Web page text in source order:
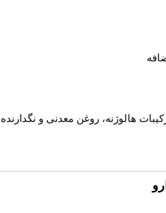
ترکیبات هالوژنه، روغن‌ معدنی و